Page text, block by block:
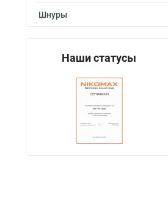
Шнуры
Наши статусы